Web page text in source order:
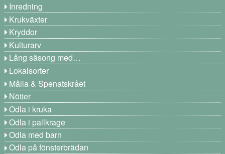
Inredning
Krukväxter
Kryddor
Kulturarv
Lång säsong med…
Lokalsorter
Målla & Spenatskrået
Nötter
Odla i kruka
Odla i pallkrage
Odla med barn
Odla på fönsterbrädan